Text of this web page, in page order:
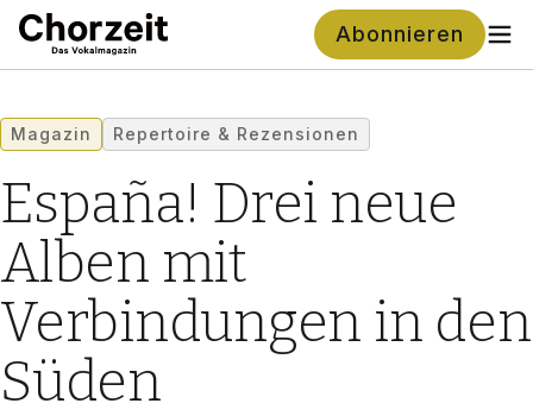
Abonnieren
Magazin Repertoire & Rezensionen
España! Drei neue
Alben mit
Verbindungen in den
Süden